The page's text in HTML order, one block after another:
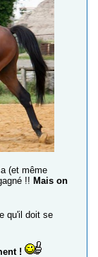
(et même
!! Mais on
qu'il doit se
!